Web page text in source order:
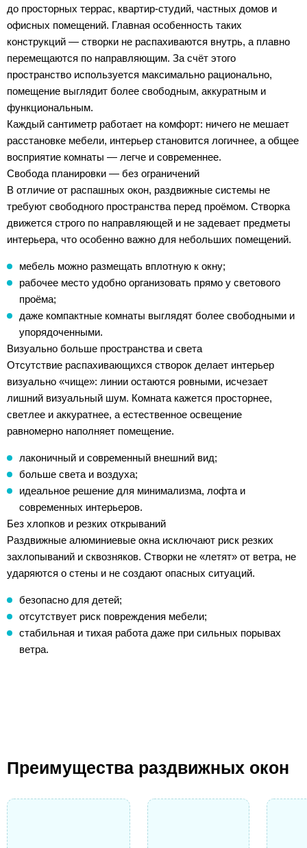
до просторных террас, квартир-студий, частных домов и
офисных помещений. Главная особенность таких
конструкций — створки не распахиваются внутрь, а плавно
перемещаются по направляющим. За счёт этого
пространство используется максимально рационально,
помещение выглядит более свободным, аккуратным и
функциональным.
Каждый сантиметр работает на комфорт: ничего не мешает
расстановке мебели, интерьер становится логичнее, а общее
восприятие комнаты — легче и современнее.
Свобода планировки — без ограничений
В отличие от распашных окон, раздвижные системы не
требуют свободного пространства перед проёмом. Створка
движется строго по направляющей и не задевает предметы
интерьера, что особенно важно для небольших помещений.
мебель можно размещать вплотную к окну;
рабочее место удобно организовать прямо у светового
проёма;
даже компактные комнаты выглядят более свободными и
упорядоченными.
Визуально больше пространства и света
Отсутствие распахивающихся створок делает интерьер
визуально «чище»: линии остаются ровными, исчезает
лишний визуальный шум. Комната кажется просторнее,
светлее и аккуратнее, а естественное освещение
равномерно наполняет помещение.
лаконичный и современный внешний вид;
больше света и воздуха;
идеальное решение для минимализма, лофта и
современных интерьеров.
Без хлопков и резких открываний
Раздвижные алюминиевые окна исключают риск резких
захлопываний и сквозняков. Створки не «летят» от ветра, не
ударяются о стены и не создают опасных ситуаций.
безопасно для детей;
отсутствует риск повреждения мебели;
стабильная и тихая работа даже при сильных порывах
ветра.
Преимущества раздвижных окон